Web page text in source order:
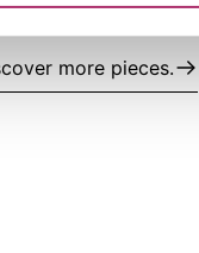
more pieces.